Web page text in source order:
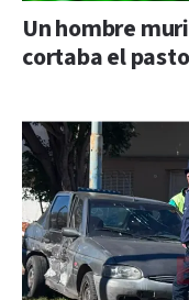
Un hombre
cortaba el